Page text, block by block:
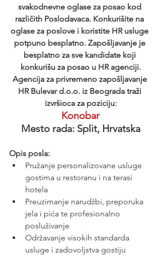
svakodnevne oglase za posao kod
različith Poslodavaca. Konkurišite na
oglase za poslove i koristite HR usluge
potpuno besplatno. Zapošljavanje je
besplatno za sve kandidate koji
konkurišu za posao u HR agenciji.
Agencija za privremeno zapošljavanje
HR Bulevar d.o.o. iz Beograda traži
izvršioca za poziciju:
Konobar
Mesto rada: Split, Hrvatska
Opis posla:
Pružanje personalizovane usluge
gostima u restoranu i na terasi
hotela
Preuzimanje narudžbi, preporuka
jela i pića te profesionalno
posluživanje
Održavanje visokih standarda
usluge i zadovoljstva gostiju